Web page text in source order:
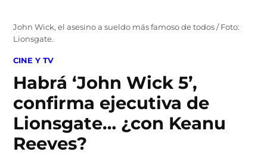
John Wick, el asesino a sueldo más famoso de todos / Foto:
Lionsgate.
POSTED
CINE Y TV
Habrá ‘John Wick 5’,
confirma ejecutiva de
Lionsgate… ¿con Keanu
Reeves?